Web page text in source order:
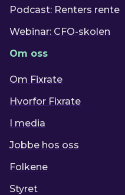
Podcast: Renters rente
Webinar: CFO-skolen
Om oss
Om Fixrate
Hvorfor Fixrate
I media
Jobbe hos oss
Folkene
Styret